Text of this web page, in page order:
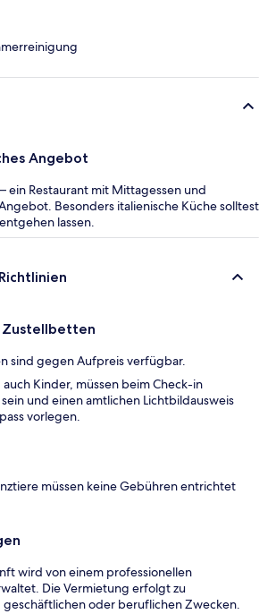
Angebot
ein Restaurant mit Mittagessen und
Besonders italienische Küche solltest
lassen.
Zustellbetten
sind gegen Aufpreis verfügbar.
auch Kinder, müssen beim Check-in
und einen amtlichen Lichtbildausweis
vorlegen.
müssen keine Gebühren entrichtet
wird von einem professionellen
Die Vermietung erfolgt zu
oder beruflichen Zwecken.